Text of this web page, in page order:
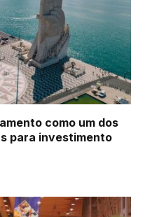
como um dos
para investimento